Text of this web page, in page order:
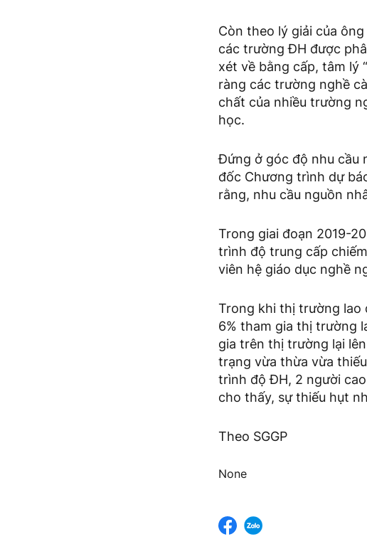
Còn theo lý giải của
các trường ĐH được
xét về bằng cấp, tâm lý
ràng các trường nghề
chất của nhiều trường
học.
Đứng ở góc độ nhu cầu
đốc Chương trình dự
rằng, nhu cầu nguồn
Trong giai đoạn 2019-
trình độ trung cấp
viên hệ giáo dục nghề
Trong khi thị trường lao
6% tham gia thị trường
gia trên thị trường lại
trạng vừa thừa vừa
trình độ ĐH, 2 người
cho thấy, sự thiếu hụt
Theo SGGP
None